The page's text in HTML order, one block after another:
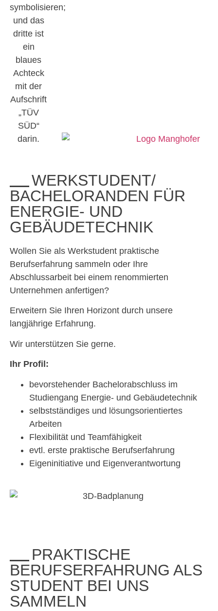
WERKSTUDENT/
BACHELORANDEN FÜR
ENERGIE- UND
GEBÄUDETECHNIK
Wollen Sie als Werkstudent praktische
Berufserfahrung sammeln oder Ihre
Abschlussarbeit bei einem renommierten
Unternehmen anfertigen?
Erweitern Sie Ihren Horizont durch unsere
langjährige Erfahrung.
Wir unterstützen Sie gerne.
Ihr Profil:
bevorstehender Bachelorabschluss im
Studiengang Energie- und Gebäudetechnik
selbstständiges und lösungsorientiertes
Arbeiten
Flexibilität und Teamfähigkeit
evtl. erste praktische Berufserfahrung
Eigeninitiative und Eigenverantwortung
PRAKTISCHE
BERUFSERFAHRUNG ALS
STUDENT BEI UNS
SAMMELN